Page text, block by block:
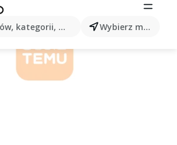
kategorii, produktów... Wybierz miasto